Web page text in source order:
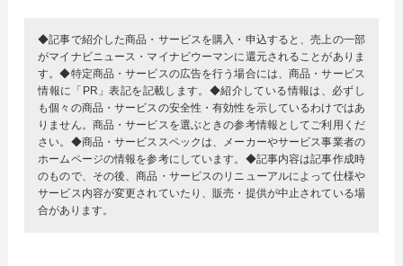
◆記事で紹介した商品・サービスを購入・申込すると、売上の一部
がマイナビニュース・マイナビウーマンに還元されることがありま
す。◆特定商品・サービスの広告を行う場合には、商品・サービス
情報に「PR」表記を記載します。◆紹介している情報は、必ずし
も個々の商品・サービスの安全性・有効性を示しているわけではあ
りません。商品・サービスを選ぶときの参考情報としてご利用くだ
さい。◆商品・サービススペックは、メーカーやサービス事業者の
ホームページの情報を参考にしています。◆記事内容は記事作成時
のもので、その後、商品・サービスのリニューアルによって仕様や
サービス内容が変更されていたり、販売・提供が中止されている場
合があります。